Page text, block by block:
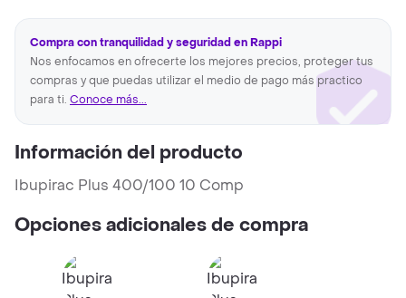
Compra con tranquilidad y seguridad en Rappi
Nos enfocamos en ofrecerte los mejores precios, proteger tus
compras y que puedas utilizar el medio de pago más practico
para ti. Conoce más...
Información del producto
Ibupirac Plus 400/100 10 Comp
Opciones adicionales de compra